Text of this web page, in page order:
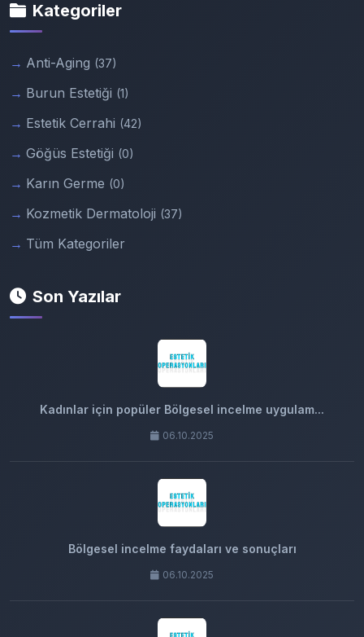
Kategoriler
Anti-Aging (37)
Burun Estetiği (1)
Estetik Cerrahi (42)
Göğüs Estetiği (0)
Karın Germe (0)
Kozmetik Dermatoloji (37)
Tüm Kategoriler
Son Yazılar
Kadınlar için popüler Bölgesel incelme uygulam...
06.10.2025
Bölgesel incelme faydaları ve sonuçları
06.10.2025